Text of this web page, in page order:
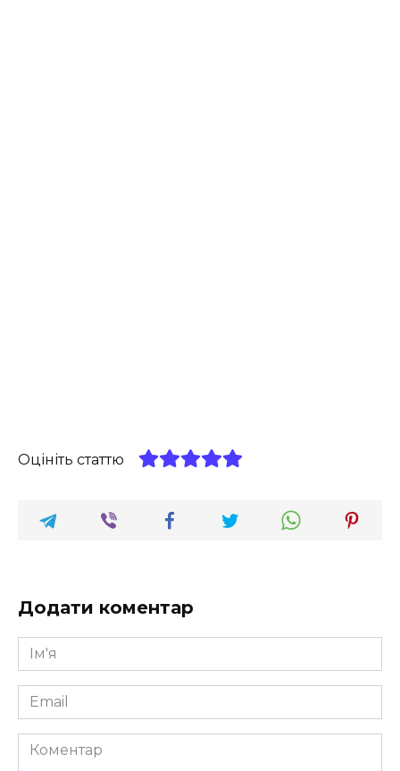
Оцініть статтю
Додати коментар
Ім'я
*
Email
*
Коментар